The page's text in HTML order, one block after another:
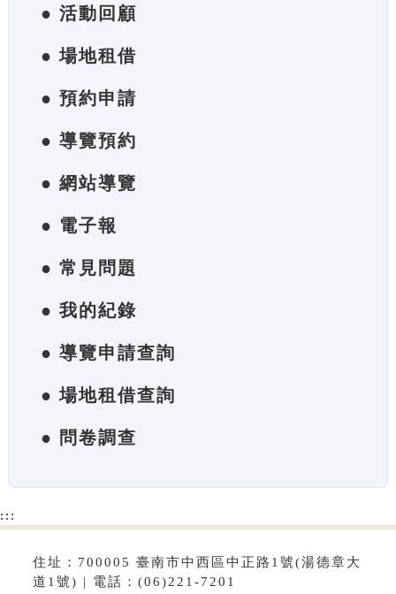
● 活動回顧
● 場地租借
● 預約申請
● 導覽預約
● 網站導覽
● 電子報
● 常見問題
● 我的紀錄
● 導覽申請查詢
● 場地租借查詢
● 問卷調查
:::
住址：700005 臺南市中西區中正路1號(湯德章大
道1號) | 電話：(06)221-7201